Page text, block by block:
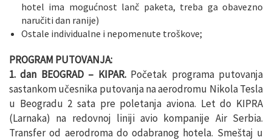
hotel ima mogućnost lanč paketa, treba ga obavezno
naručiti dan ranije)
Ostale individualne i nepomenute troškove;
PROGRAM PUTOVANJA:
1. dan BEOGRAD – KIPAR.Početak programa putovanja
sastankom učesnika putovanja na aerodromu Nikola Tesla
u Beogradu 2 sata pre poletanja aviona. Let do KIPRA
(Larnaka) na redovnoj liniji avio kompanije Air Serbia.
Transfer od aerodroma do odabranog hotela. Smeštaj u